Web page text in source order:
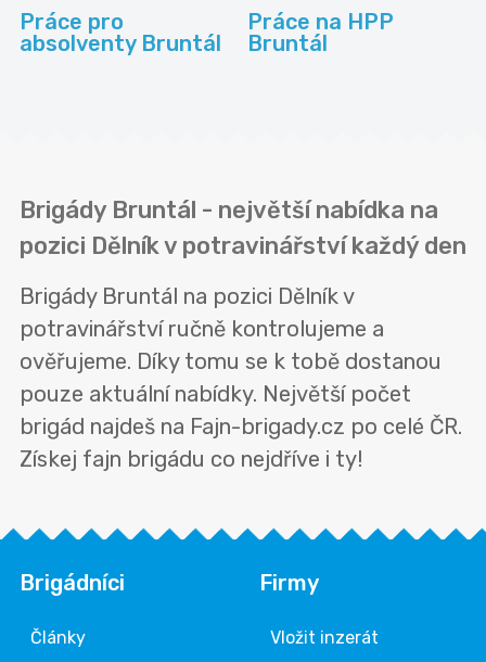
Práce pro
absolventy Bruntál
Práce na HPP
Bruntál
Brigády Bruntál - největší nabídka na
pozici Dělník v potravinářství každý den
Brigády Bruntál na pozici Dělník v
potravinářství ručně kontrolujeme a
ověřujeme. Díky tomu se k tobě dostanou
pouze aktuální nabídky. Největší počet
brigád najdeš na Fajn-brigady.cz po celé ČR.
Získej fajn brigádu co nejdříve i ty!
Brigádníci
Články
Firmy
Vložit inzerát